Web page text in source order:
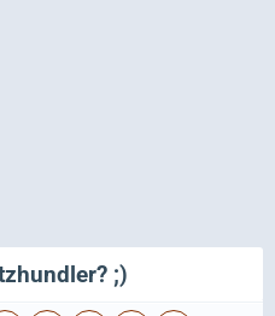
;)